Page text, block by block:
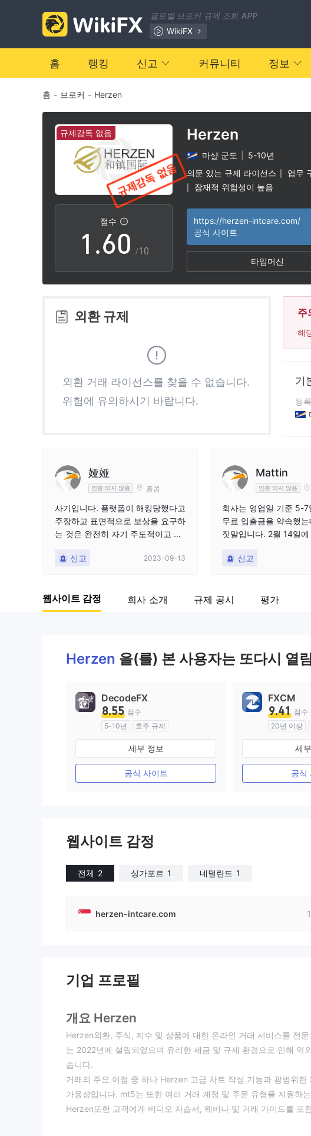
글로벌 브로커 규제 조회 APP
WikiFX
홈 랭킹 신고 커뮤니티 정보
홈 - 브로커 - Herzen
규제감독 없음
점수
0
1
2
3
5
6
8
9
.
0
1
2
3
4
5
6
7
8
0
1
2
4
5
7
8
/10
Herzen
마샬 군도
5-10년
의문 있는 규제 라이선스
업무
잠재적 위험성이 높음
https://herzen-intcare.com/
공식 사이트
타임머신
외환 규제
외환 거래 라이선스를 찾을 수 없습니다.
위험에 유의하시기 바랍니다.
주
해
기
등
娅娅
인증 되지 않음 홍콩
사기입니다. 플랫폼이 해킹당했다고
주장하고 표면적으로 보상을 요구하
는 것은 완전히 자기 주도적이고 자
좌의 경우 한 달에 $7 미만을 받을
놀았습니다.
신고 2023-09-13
Mattin
인증 되지 않음
회사는 영업일 기준 5-7
무료 입출금을 약속했는
짓말입니다. 2월 14일에
이 과정에서 나는 회사
및 Herzen aifc를 밀고,
만나러 갔을 때 해결책
금을 3번으로 나누어
안되서 회사에서 메일을
(이메일에 있는 이름도
서) 무리한 철회 규정을
리한 요구, 한 마디는
서 해결해주길 바라거나
습니다. 소셜 미디어.
증거를 모두 게시하겠
신고
웹사이트 감정 회사 소개 규제 공시 평가
Herzen 을(를) 본 사용자는 또다시 열
DecodeFX
8.55 점수
5-10년
호주 규제
외환 거래 라이선스 (MM)
마스터 레이블 MT4
세부 정보
공식 사이트
FXCM
9.41 점수
20년 이상
외환 거래
마스터 레이
세
공식
웹사이트 감정
전체 2 싱가포르 1 네덜란드 1
herzen-intcare.com
기업 프로필
개요 Herzen
Herzen외환, 주식, 지수 및 상품에 대한 온라인 거래 서비스를 전
는 2022년에 설립되었으며 유리한 세금 및 규제 환경으로 인해 역
습니다.
거래의 주요 이점 중 하나 Herzen 고급 차트 작성 기능과 광범위
가용성입니다. mt5는 또한 여러 거래 계정 및 주문 유형을 지원하
Herzen또한 고객에게 비디오 자습서, 웨비나 및 거래 가이드를 포